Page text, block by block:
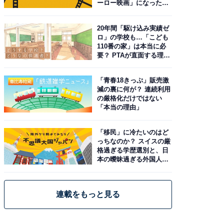
ーロー映画」になった理
20年間「駆け込み実績ゼ
ロ」の学校も…「こども
110番の家」は本当に必
要？ PTAが直面する理想
「青春18きっぷ」販売激
減の裏に何が？ 連続利用
の厳格化だけではない
「本当の理由」
「移民」に冷たいのはど
っちなのか？ スイスの厳
格過ぎる学歴選別と、日
本の曖昧過ぎる外国人政
連載をもっと見る